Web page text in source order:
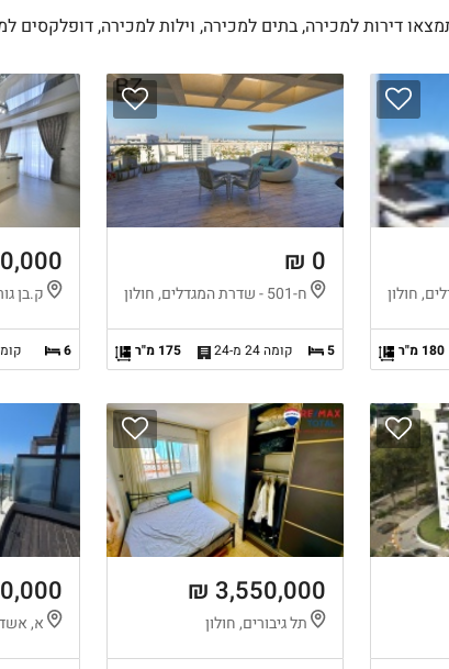
דירות למכירה, בתים למכירה, וילות למכירה, דופלקסים
180 מ"ר
0 ₪
ח-501 - שדרת המגדלים, חולון
5 קומה 24 מ-24 175 מ"ר
₪
ק.בן
6 קומה
3,550,000 ₪
תל גיבורים, חולון
₪
א,